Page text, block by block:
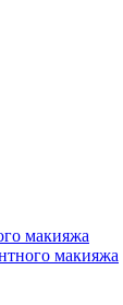
макияжа
макияжа